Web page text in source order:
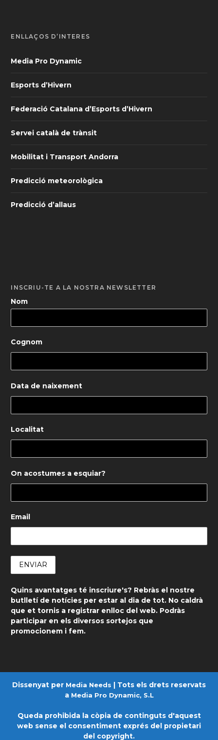
ENLLAÇOS D’INTERÈS
Media Pro Dynamic
Esports d’Hivern
Federació Catalana d’Esports d’Hivern
Servei català de trànsit
Mobilitat i Transport Andorra
Predicció meteorològica
Predicció d’allaus
INSCRIU-TE A LA NOSTRA NEWSLETTER
Nom
Cognom
Data de naixement
Localitat
On acostumes a esquiar?
Email
Quins avantatges té inscriure's? Rebràs el nostre
butlletí de notícies per estar al dia de tot. No caldrà
que et tornis a registrar enlloc del web. Podràs
participar en els diversos sortejos que
promocionem i fem.
Dissenyat per Media Needs | Tots els drets reservats
a Media Pro Dynamic, S.L
Queda prohibida la còpia de continguts d'aquest
web sense el consentiment exprés del propietari
del copyright.